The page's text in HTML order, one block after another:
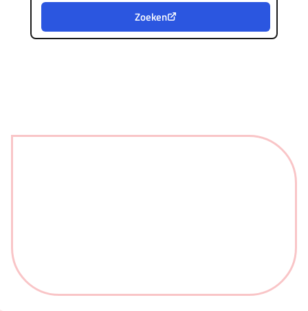
Zoeken